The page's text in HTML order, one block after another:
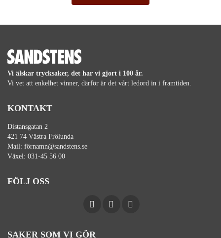
Vi älskar trycksaker, det har vi gjort i 100 år.
Vi vet att enkelhet vinner, därför är det vårt ledord in i framtiden.
KONTAKT
Distansgatan 2
421 74 Västra Frölunda
Mail: förnamn@sandstens.se
Växel: 031-45 56 00
FÖLJ OSS
SAKER SOM VI GÖR